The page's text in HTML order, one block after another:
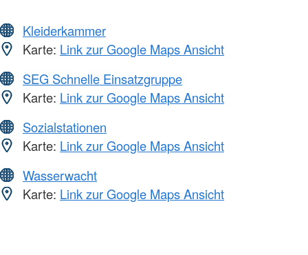
Kleiderkammer
Karte: Link zur Google Maps Ansicht
SEG Schnelle Einsatzgruppe
Karte: Link zur Google Maps Ansicht
Sozialstationen
Karte: Link zur Google Maps Ansicht
Wasserwacht
Karte: Link zur Google Maps Ansicht